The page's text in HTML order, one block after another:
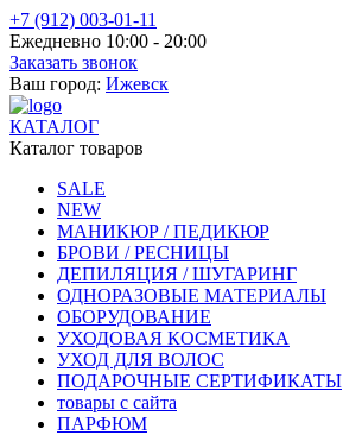
+7 (912) 003-01-11
Ежедневно 10:00 - 20:00
Заказать звонок
Ваш город: Ижевск
КАТАЛОГ
Каталог товаров
SALE
NEW
МАНИКЮР / ПЕДИКЮР
БРОВИ / РЕСНИЦЫ
ДЕПИЛЯЦИЯ / ШУГАРИНГ
ОДНОРАЗОВЫЕ МАТЕРИАЛЫ
ОБОРУДОВАНИЕ
УХОДОВАЯ КОСМЕТИКА
УХОД ДЛЯ ВОЛОС
ПОДАРОЧНЫЕ СЕРТИФИКАТЫ
товары с сайта
ПАРФЮМ